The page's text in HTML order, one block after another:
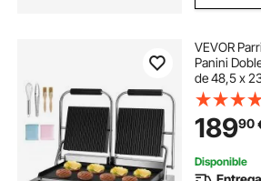
VEVOR
Panini
de 48,5 x
para
Inoxidable
para
Tocino
18990
Disponible